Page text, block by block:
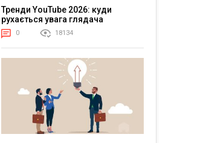
Тренди YouTube 2026: куди
рухається увага глядача
0 18134